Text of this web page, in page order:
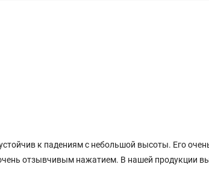
к падениям с небольшой высоты. Его
отзывчивым нажатием. В нашей продукции